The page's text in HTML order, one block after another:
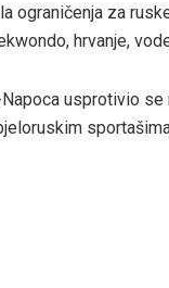
ograničenja za
hrvanje,
usprotivio